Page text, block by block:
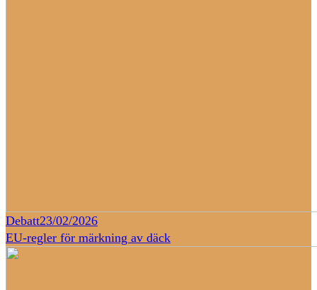
Debatt23/02/2026
EU-regler för märkning av däck